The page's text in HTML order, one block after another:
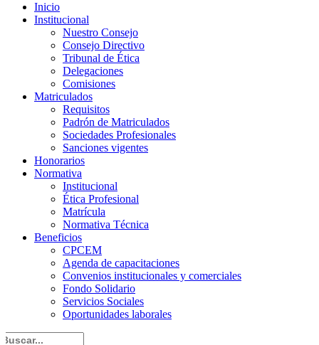
Inicio
Institucional
Nuestro Consejo
Consejo Directivo
Tribunal de Ética
Delegaciones
Comisiones
Matriculados
Requisitos
Padrón de Matriculados
Sociedades Profesionales
Sanciones vigentes
Honorarios
Normativa
Institucional
Ética Profesional
Matrícula
Normativa Técnica
Beneficios
CPCEM
Agenda de capacitaciones
Convenios institucionales y comerciales
Fondo Solidario
Servicios Sociales
Oportunidades laborales